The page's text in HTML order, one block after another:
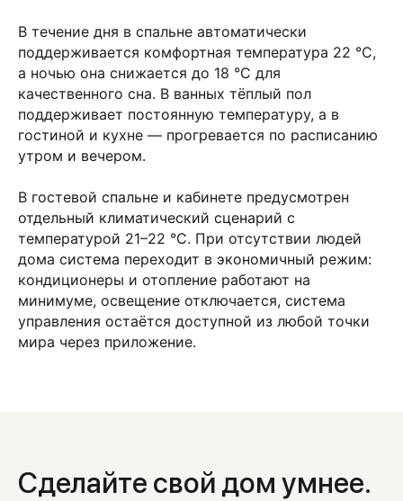
В течение дня в спальне автоматически
поддерживается комфортная температура 22 °C,
а ночью она снижается до 18 °C для
качественного сна. В ванных тёплый пол
поддерживает постоянную температуру, а в
гостиной и кухне — прогревается по расписанию
утром и вечером.
В гостевой спальне и кабинете предусмотрен
отдельный климатический сценарий с
температурой 21–22 °C. При отсутствии людей
дома система переходит в экономичный режим:
кондиционеры и отопление работают на
минимуме, освещение отключается, система
управления остаётся доступной из любой точки
мира через приложение.
Сделайте свой дом умнее.